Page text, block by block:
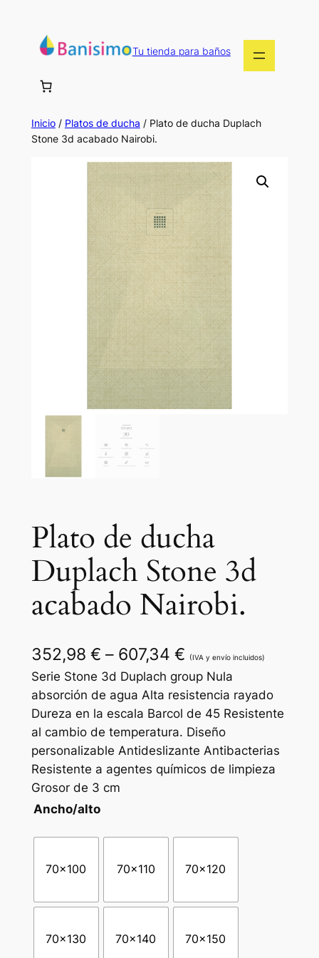
contenido
Tu tienda para baños
Inicio/ Platos de ducha / Plato de ducha Duplach
Stone 3d acabado Nairobi.
Plato de ducha
Duplach Stone 3d
acabado Nairobi.
352,98 € – 607,34 €R
a
n
g
o
d
e
c
(IVA y envío incluidos)
Serie Stone 3d Duplach group Nula
absorción de agua Alta resistencia rayado
Dureza en la escala Barcol de 45 Resistente
al cambio de temperatura. Diseño
personalizable Antideslizante Antibacterias
Resistente a agentes químicos de limpieza
Grosor de 3 cm
Ancho/alto
70×100 70×110 70×120
70×130 70×140 70×150